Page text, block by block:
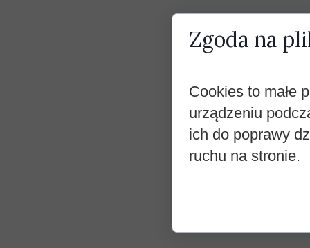
Zgoda na
Cookies to małe
urządzeniu
ich do poprawy
ruchu na stronie.